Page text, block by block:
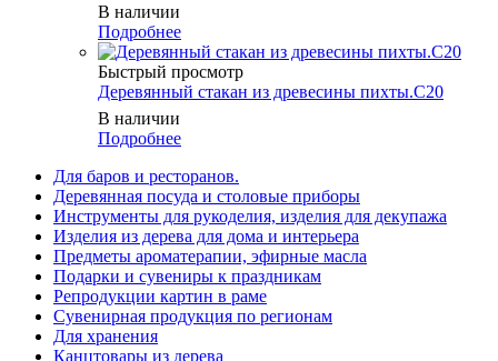
В наличии
Подробнее
Быстрый просмотр
Деревянный стакан из древесины пихты.C20
В наличии
Подробнее
Для баров и ресторанов.
Деревянная посуда и столовые приборы
Инструменты для рукоделия, изделия для декупажа
Изделия из дерева для дома и интерьера
Предметы ароматерапии, эфирные масла
Подарки и сувениры к праздникам
Репродукции картин в раме
Сувенирная продукция по регионам
Для хранения
Канцтовары из дерева